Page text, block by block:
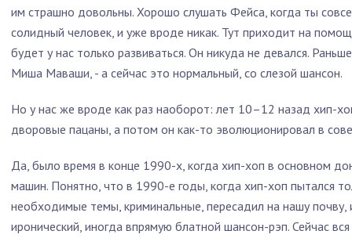
им страшно довольны. Хорошо слушать Фейса, когда ты
солидный человек, и уже вроде никак. Тут приходит на
будет у нас только развиваться. Он никуда не девался.
Миша Маваши, - а сейчас это нормальный, со слезой шансон.
Но у нас же вроде как раз наоборот: лет 10–12 назад хип-
дворовые пацаны, а потом он как-то эволюционировал в
Да, было время в конце 1990-х, когда хип-хоп в основном
машин. Понятно, что в 1990-е годы, когда хип-хоп пытался
необходимые темы, криминальные, пересадил на нашу почву,
иронический, иногда впрямую блатной шансон-рэп. Сейчас